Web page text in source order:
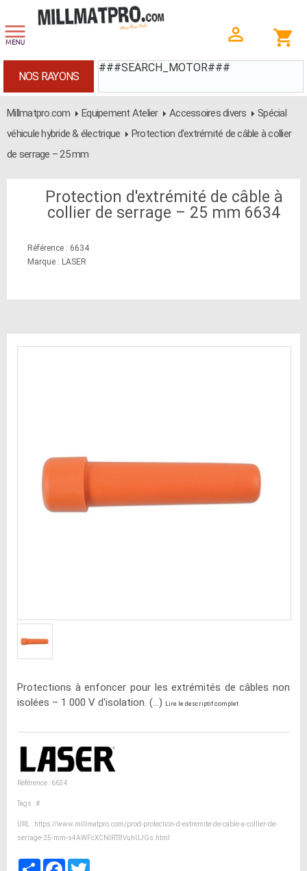
###SEARCH_MOTOR###
NOS RAYONS
Millmatpro.com Equipement Atelier Accessoires divers
Spécial
véhicule hybride & électrique
Protection d'extrémité de câble à collier
de serrage – 25 mm
Protection d'extrémité de câble à
collier de serrage – 25 mm 6634
Référence : 6634
Marque : LASER
Protections à enfoncer pour les extrémités de câbles non
isolées – 1 000 V d'isolation. (...)
Lire le descriptif complet
Référence : 6634
Tags :#
URL : https://www.millmatpro.com/prod-protection-d-extremite-de-cable-a-collier-de-
serrage-25-mm-s4AWFcXCNlRT8VuhUJGs.html
PartagerFacebook